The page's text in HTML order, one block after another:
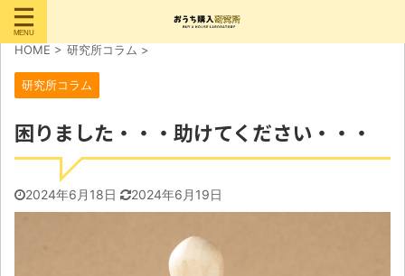
HOME > 研究所コラム >
研究所コラム
困りました・・・助けてください・・・
2024年6月18日 2024年6月19日